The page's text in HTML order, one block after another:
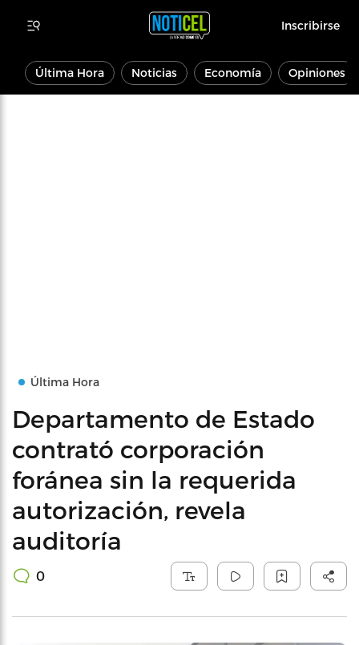
Inscribirse
Última Hora Noticias Economía Opiniones
Última Hora
Departamento de Estado
contrató corporación
foránea sin la requerida
autorización, revela
auditoría
0